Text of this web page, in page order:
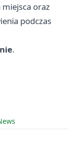
oraz
podczas
.